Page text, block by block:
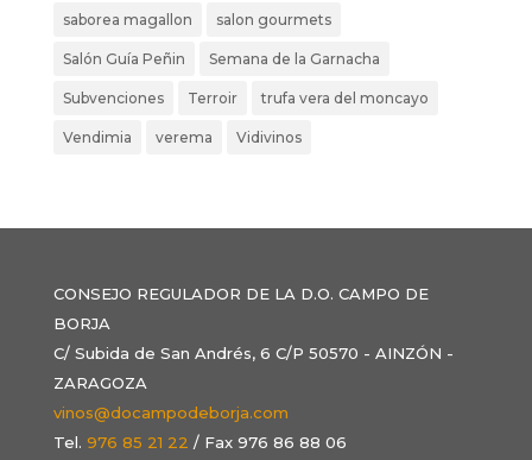
saborea magallon salon gourmets
Salón Guía Peñin Semana de la Garnacha
Subvenciones Terroir trufa vera del moncayo
Vendimia verema Vidivinos
CONSEJO REGULADOR DE LA D.O. CAMPO DE
BORJA
C/ Subida de San Andrés, 6 C/P 50570 - AINZÓN -
ZARAGOZA
vinos@docampodeborja.com
Tel. 976 85 21 22 / Fax 976 86 88 06